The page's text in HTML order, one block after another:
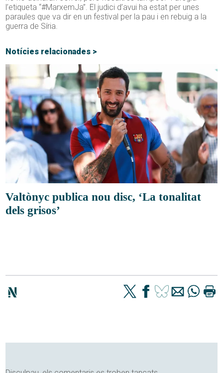
l’etiqueta “#MarxemJa”. El judici d’avui ha estat per unes
paraules que va dir en un festival per la pau i en rebuig a la
guerra de Síria.
Notícies relacionades >
Valtònyc publica nou disc, ‘La tonalitat
dels grisos’